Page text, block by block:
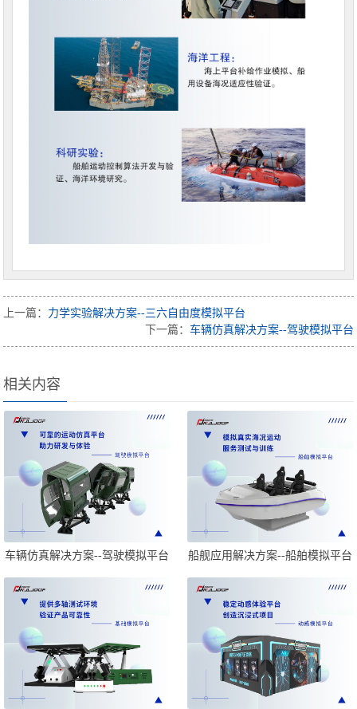
上一篇： 力学实验解决方案--三六自由度模拟平台
下一篇： 车辆仿真解决方案--驾驶模拟平台
相关内容
车辆仿真解决方案--驾驶模拟平台 船舰应用解决方案--船舶模拟平台